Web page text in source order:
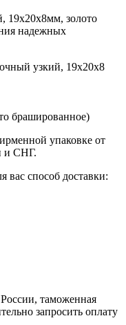
19х20х8мм, золото
надежных
узкий, 19х20х8
брашированное)
упаковке от
и СНГ.
способ доставки:
таможенная
запросить оплату